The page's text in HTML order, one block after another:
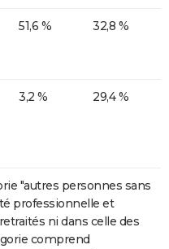
51,6 % 32,8 %
3,2 % 29,4 %
"autres personnes sans
professionnelle et
ni dans celle des
comprend